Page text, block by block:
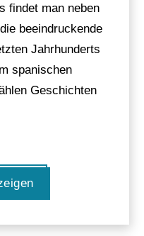
findet man neben
beeindruckende
Jahrhunderts
spanischen
Geschichten